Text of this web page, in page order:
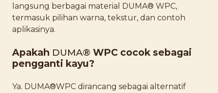
langsung berbagai material DUMA® WPC,
termasuk pilihan warna, tekstur, dan contoh
aplikasinya.
Apakah DUMA® WPC cocok sebagai
pengganti kayu?
Ya. DUMA®WPC dirancang sebagai alternatif